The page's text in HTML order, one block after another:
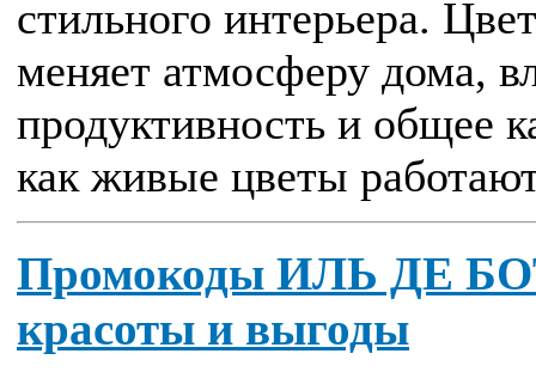
стильного интерьера.
меняет атмосферу дома,
продуктивность и общее
как живые цветы
Промокоды ИЛЬ ДЕ
красоты и выгоды